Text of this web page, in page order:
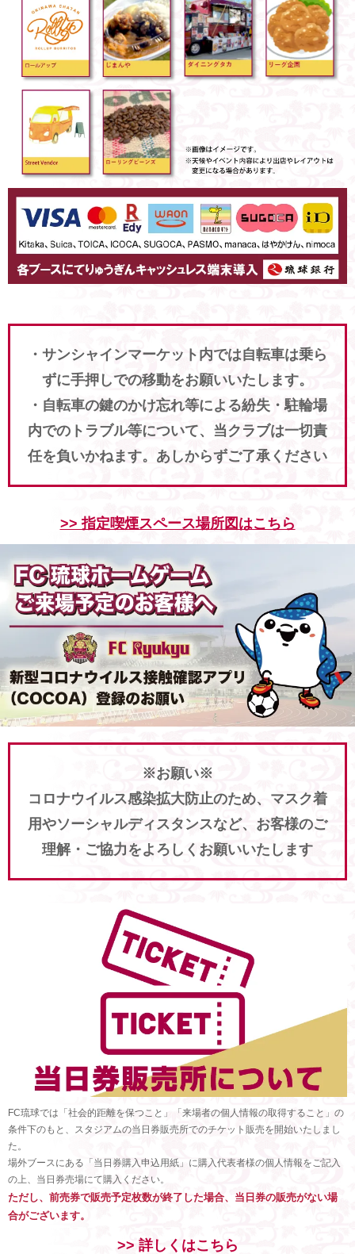
・サンシャインマーケット内では自転車は乗ら
ずに手押しでの移動をお願いいたします。
・自転車の鍵のかけ忘れ等による紛失・駐輪場
内でのトラブル等について、当クラブは一切責
任を負いかねます。あしからずご了承ください
>> 指定喫煙スペース場所図はこちら
※お願い※
コロナウイルス感染拡大防止のため、マスク着
用やソーシャルディスタンスなど、お客様のご
理解・ご協力をよろしくお願いいたします
FC琉球では「社会的距離を保つこと」「来場者の個人情報の取得すること」の
条件下のもと、スタジアムの当日券販売所でのチケット販売を開始いたしまし
た。
場外ブースにある「当日券購入申込用紙」に購入代表者様の個人情報をご記入
の上、当日券売場にて購入ください。
ただし、前売券で販売予定枚数が終了した場合、当日券の販売がない場
合がございます。
>> 詳しくはこちら